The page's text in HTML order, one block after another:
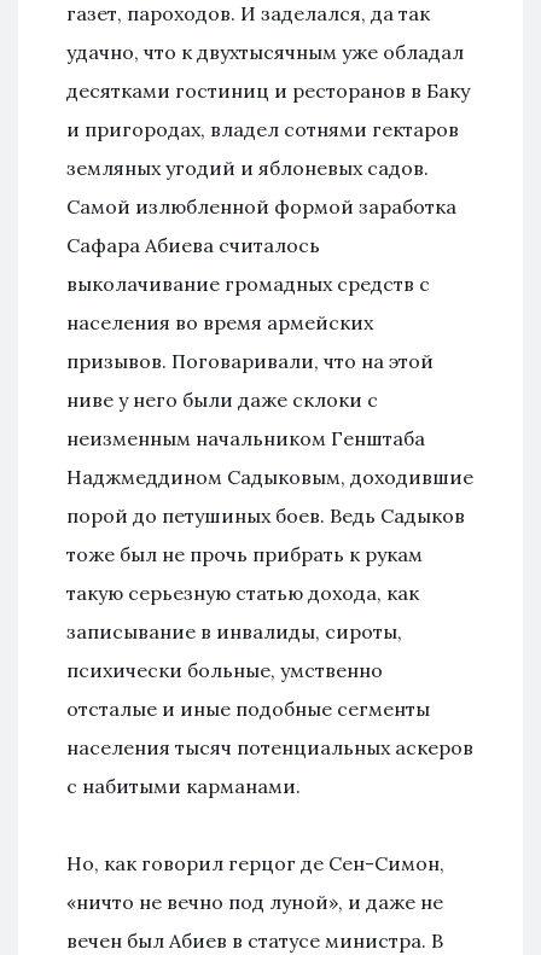
газет, пароходов. И заделался, да так
удачно, что к двухтысячным уже обладал
десятками гостиниц и ресторанов в Баку
и пригородах, владел сотнями гектаров
земляных угодий и яблоневых садов.
Самой излюбленной формой заработка
Сафара Абиева считалось
выколачивание громадных средств с
населения во время армейских
призывов. Поговаривали, что на этой
ниве у него были даже склоки с
неизменным начальником Генштаба
Наджмеддином Садыковым, доходившие
порой до петушиных боев. Ведь Садыков
тоже был не прочь прибрать к рукам
такую серьезную статью дохода, как
записывание в инвалиды, сироты,
психически больные, умственно
отсталые и иные подобные сегменты
населения тысяч потенциальных аскеров
с набитыми карманами.
Но, как говорил герцог де Сен-Симон,
«ничто не вечно под луной», и даже не
вечен был Абиев в статусе министра. В